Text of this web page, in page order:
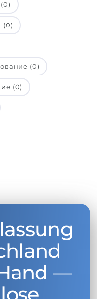
(0)
(0)
(0)
—